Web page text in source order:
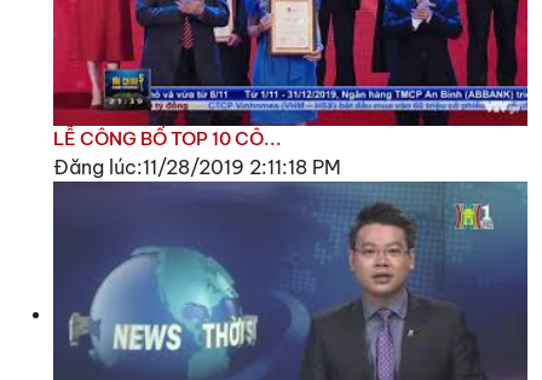
LỄ CÔNG BỐ TOP 10 CÔ...
Đăng lúc:11/28/2019 2:11:18 PM